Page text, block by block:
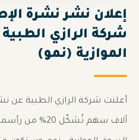
إعلان نشر نشرة
شركة الرازي
الموازية (نمو)